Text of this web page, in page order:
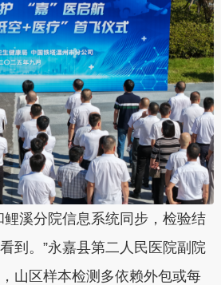
溪分院信息系统同步，检验结
到。”永嘉县第二人民医院副院
山区样本检测多依赖外包或每